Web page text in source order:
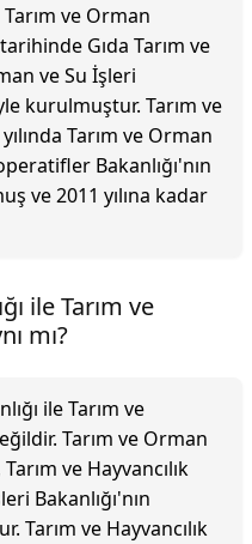
ve Orman
Gıda Tarım ve
ve Su İşleri
kurulmuştur. Tarım ve
Tarım ve Orman
Bakanlığı'nın
ve 2011 yılına kadar
ile Tarım ve
mı?
ile Tarım ve
Tarım ve Orman
Tarım ve Hayvancılık
Bakanlığı'nın
ve Hayvancılık